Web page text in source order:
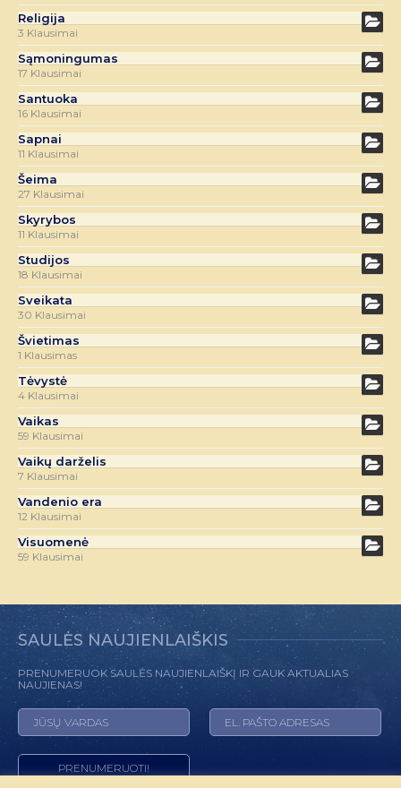
Religija
3 Klausimai
Sąmoningumas
17 Klausimai
Santuoka
16 Klausimai
Sapnai
11 Klausimai
Šeima
27 Klausimai
Skyrybos
11 Klausimai
Studijos
18 Klausimai
Sveikata
30 Klausimai
Švietimas
1 Klausimas
Tėvystė
4 Klausimai
Vaikas
59 Klausimai
Vaikų darželis
7 Klausimai
Vandenio era
12 Klausimai
Visuomenė
59 Klausimai
SAULĖS NAUJIENLAIŠKIS
PRENUMERUOK SAULĖS NAUJIENLAIŠKĮ IR GAUK AKTUALIAS
NAUJIENAS!